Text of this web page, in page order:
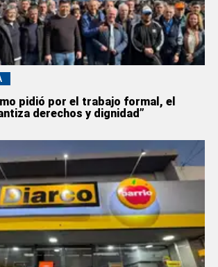
pidió por el trabajo formal, el
derechos y dignidad”